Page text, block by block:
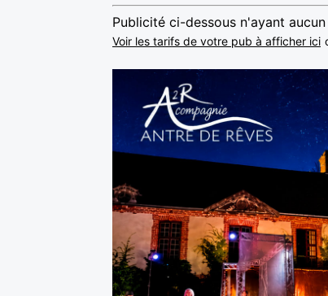
Publicité ci-dessous n'ayant
Voir les tarifs de votre pub à afficher ici